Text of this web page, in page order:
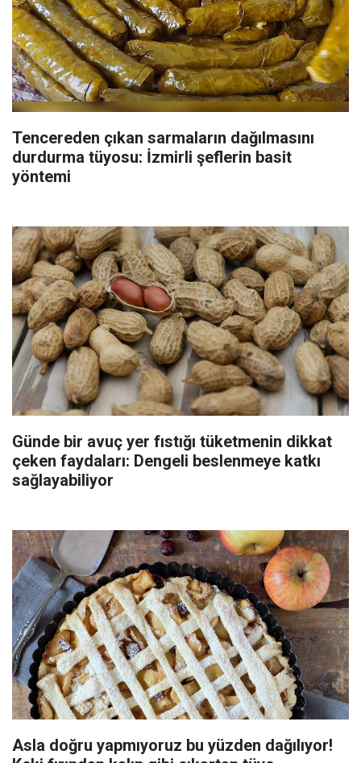
Tencereden çıkan sarmaların dağılmasını
durdurma tüyosu: İzmirli şeflerin basit
yöntemi
Günde bir avuç yer fıstığı tüketmenin dikkat
çeken faydaları: Dengeli beslenmeye katkı
sağlayabiliyor
Asla doğru yapmıyoruz bu yüzden dağılıyor!